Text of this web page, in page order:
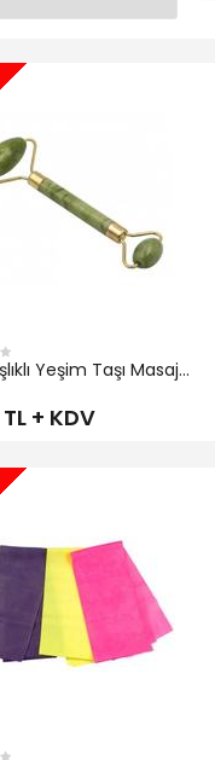
Yeşim Taşı Masaj
+ KDV